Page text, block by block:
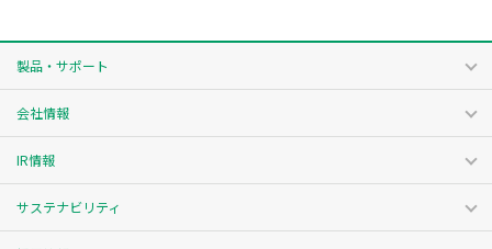
製品・サポート
会社情報
IR情報
サステナビリティ